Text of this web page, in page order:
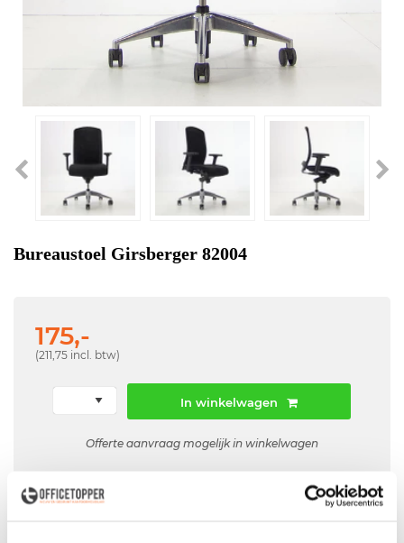
Bureaustoel Girsberger 82004
175,-
(211,75 incl. btw)
In winkelwagen
Offerte aanvraag mogelijk in winkelwagen
Niet leverbaar